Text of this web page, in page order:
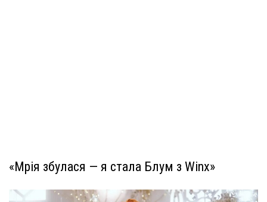
«Мрія збулася — я стала Блум з Winx»